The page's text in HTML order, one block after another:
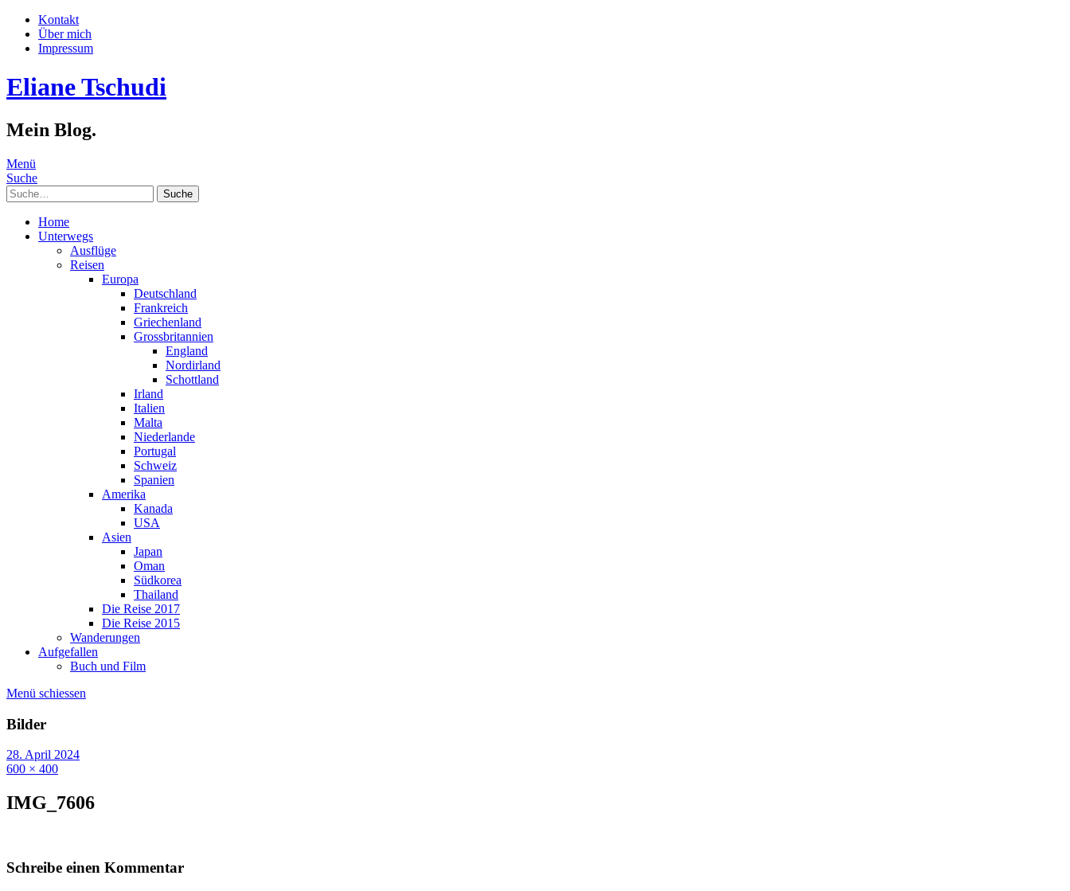
Kontakt
Über mich
Impressum
Eliane Tschudi
Mein Blog.
Menü
Suche
Suche
Home
Unterwegs
Ausflüge
Reisen
Europa
Deutschland
Frankreich
Griechenland
Grossbritannien
England
Nordirland
Schottland
Irland
Italien
Malta
Niederlande
Portugal
Schweiz
Spanien
Amerika
Kanada
USA
Asien
Japan
Oman
Südkorea
Thailand
Die Reise 2017
Die Reise 2015
Wanderungen
Aufgefallen
Buch und Film
Menü schiessen
Bilder
28. April 2024
600 × 400
IMG_7606
Schreibe einen Kommentar